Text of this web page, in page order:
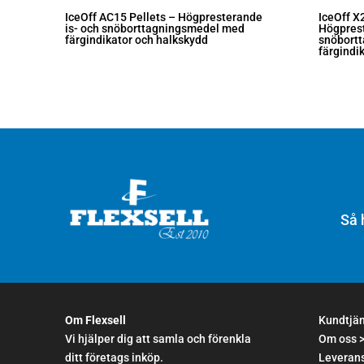
IceOff AC15 Pellets – Högpresterande
is- och snöborttagningsmedel med
färgindikator och halkskydd
IceOff
Så
Om Flexsell
Vi hjälper dig att samla och förenkla
ditt företags inköp.
Om oss >